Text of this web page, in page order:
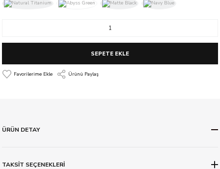
SEPETE EKLE
Ürünü Paylaş
ÜRÜN DETAY
TAKSİT SEÇENEKLERİ